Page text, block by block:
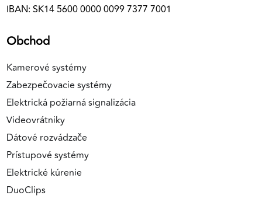
IBAN: SK14 5600 0000 0099 7377 7001
Obchod
Kamerové systémy
Zabezpečovacie systémy
Elektrická požiarná signalizácia
Videovrátniky
Dátové rozvádzače
Prístupové systémy
Elektrické kúrenie
DuoClips